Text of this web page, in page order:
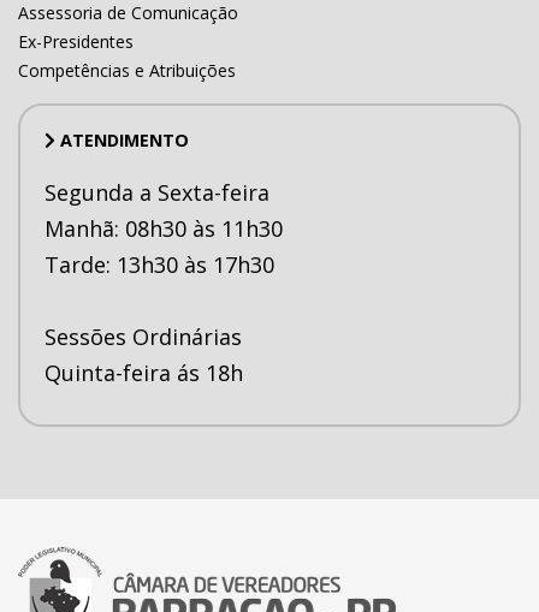
Assessoria de Comunicação
Ex-Presidentes
Competências e Atribuições
ATENDIMENTO
Segunda a Sexta-feira
Manhã: 08h30 às 11h30
Tarde: 13h30 às 17h30
Sessões Ordinárias
Quinta-feira ás 18h